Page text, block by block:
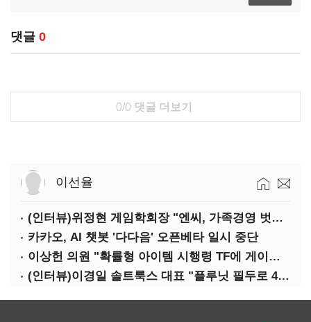
댓글 0
0/0 댓글 더보기
이선율
(인터뷰)위정현 게임학회장 "엔씨, 가족경영 벗어나 세대교체해야"
카카오, AI 챗봇 '다다음' 오픈베타 일시 중단
이상헌 의원 "확률형 아이템 시행령 TF에 게이머 의견 대변할 사람 없어"
(인터뷰)이경일 솔트룩스 대표 "플루닛 필두로 400억 연매출 목표"